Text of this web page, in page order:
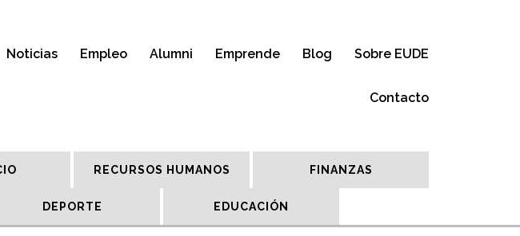
Noticias Empleo Alumni Emprende Blog Sobre EUDE
Contacto
RECURSOS HUMANOS FINANZAS
DEPORTE EDUCACIÓN